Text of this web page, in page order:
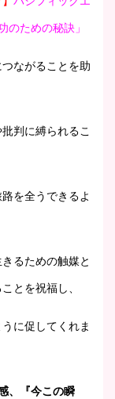
ための秘訣」
ながることを助
判に縛られるこ
を全うできるよ
るための触媒と
とを祝福し、
に促してくれま
、『今この瞬